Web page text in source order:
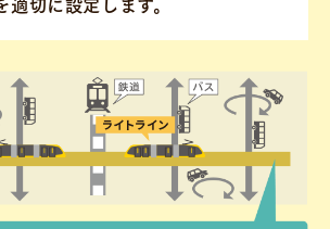
適切に設定します。